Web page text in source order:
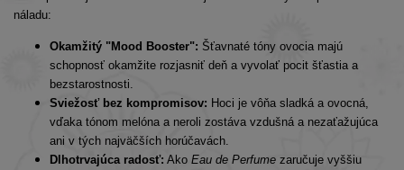
náladu:
Okamžitý "Mood Booster": Šťavnaté tóny ovocia majú
schopnosť okamžite rozjasniť deň a vyvolať pocit šťastia a
bezstarostnosti.
Sviežosť bez kompromisov: Hoci je vôňa sladká a ovocná,
vďaka tónom melóna a neroli zostáva vzdušná a nezaťažujúca
ani v tých najväčších horúčavách.
Dlhotrvajúca radosť: Ako Eau de Perfume zaručuje vyššiu